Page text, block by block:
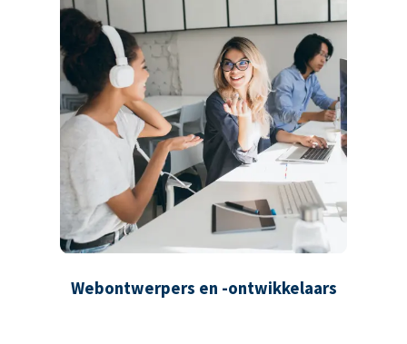
Webontwerpers en -ontwikkelaars